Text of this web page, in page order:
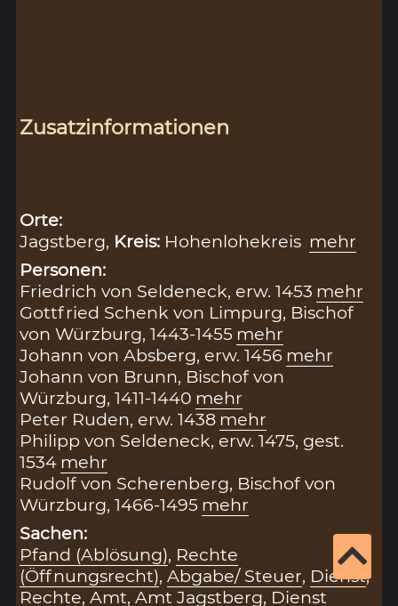
Zusatzinformationen
Orte:
Jagstberg, Kreis: Hohenlohekreis mehr
Personen:
Friedrich von Seldeneck, erw. 1453 mehr
Gottfried Schenk von Limpurg, Bischof
von Würzburg, 1443-1455 mehr
Johann von Absberg, erw. 1456 mehr
Johann von Brunn, Bischof von
Würzburg, 1411-1440 mehr
Peter Ruden, erw. 1438 mehr
Philipp von Seldeneck, erw. 1475, gest.
1534 mehr
Rudolf von Scherenberg, Bischof von
Würzburg, 1466-1495 mehr
Sachen:
Pfand (Ablösung), Rechte
(Öffnungsrecht),Abgabe/ Steuer, Dienst,
Rechte,Amt,Amt Jagstberg, Dienst